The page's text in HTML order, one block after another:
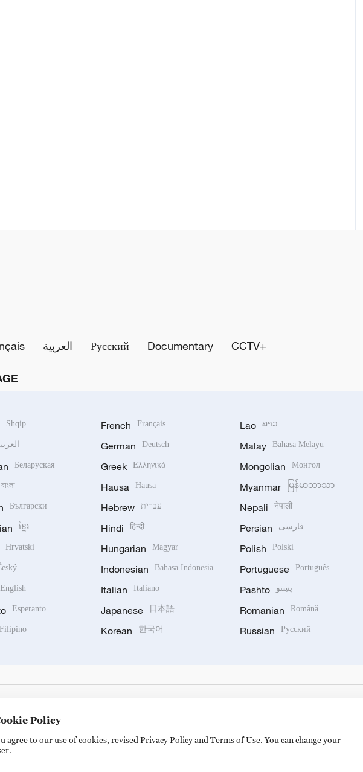
العربية Русский Documentary CCTV+
Shqip
Беларуская
বাংলা
Български
ខ្មែរ
Hrvatski
English
Esperanto
Filipino
French Français
German Deutsch
Greek Ελληνικά
Hausa Hausa
Hebrew עברית
Hindi हिन्दी
Hungarian Magyar
Indonesian Bahasa Indonesia
Italian Italiano
Japanese 日本語
Korean 한국어
Lao ລາວ
Malay Bahasa Melayu
Mongolian Монгол
Myanmar မြန်မာဘာသာ
Nepali नेपाली
Persian فارسی
Polish Polski
Portuguese Português
Pashto پښتو
Romanian Română
Russian Русский
Policy
to our use of cookies, revised Privacy Policy and Terms of Use. You can change your